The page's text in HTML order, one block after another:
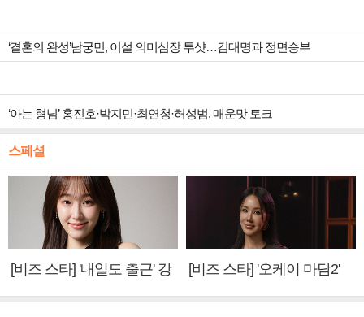
‘결혼의 완성’남궁민, 이설 의미심장 투샷…김대명과 정면승부
‘아는 형님’ 홍진호·박지민·최연청·허성범, 매운맛 토크
스페셜
[비즈 스타] '내일도 출근' 강
[비즈 스타] '오케이 마담2'